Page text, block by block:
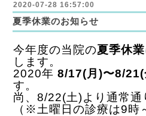
2020-07-28 16:57:00
夏季休業のお知らせ
今年度の当院の夏季休業
します。
2020年 8/17(月)〜8/21(
す。
尚、 8/22(土)より通常通
（※土曜日の診療は9時